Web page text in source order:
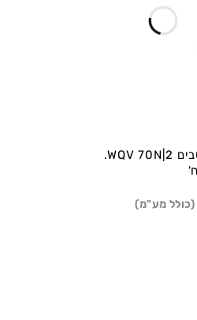
גישור 2 קטבים WQV 70N|2.
(כולל מע"מ)